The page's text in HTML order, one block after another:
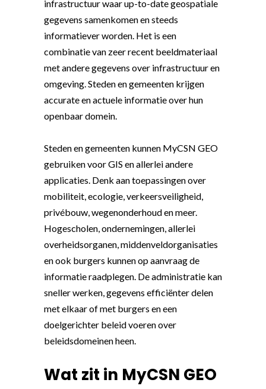
infrastructuur waar up-to-date geospatiale
gegevens samenkomen en steeds
informatiever worden. Het is een
combinatie van zeer recent beeldmateriaal
met andere gegevens over infrastructuur en
omgeving. Steden en gemeenten krijgen
accurate en actuele informatie over hun
openbaar domein.
Steden en gemeenten kunnen MyCSN GEO
gebruiken voor GIS en allerlei andere
applicaties. Denk aan toepassingen over
mobiliteit, ecologie, verkeersveiligheid,
privébouw, wegenonderhoud en meer.
Hogescholen, ondernemingen, allerlei
overheidsorganen, middenveldorganisaties
en ook burgers kunnen op aanvraag de
informatie raadplegen. De administratie kan
sneller werken, gegevens efficiënter delen
met elkaar of met burgers en een
doelgerichter beleid voeren over
beleidsdomeinen heen.
Wat zit in MyCSN GEO